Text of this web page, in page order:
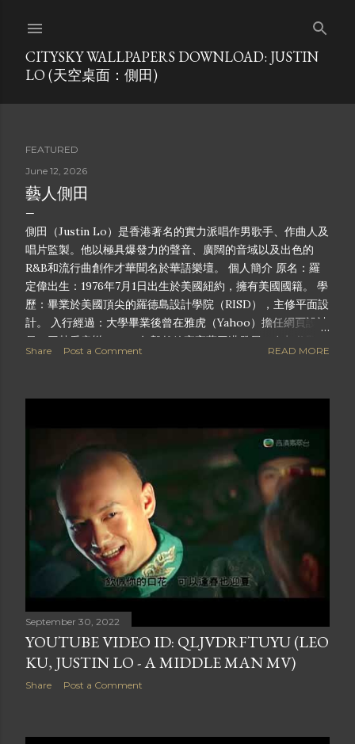
CITYSKY WALLPAPERS DOWNLOAD: JUSTIN
LO (天空桌面：側田)
P
o
s
t
s
FEATURED
June 12, 2026
藝人側田
側田（Justin Lo）是香港著名的實力派唱作男歌手、作曲人及
唱片監製。他以極具爆發力的聲音、廣闊的音域以及出色的
R&B和流行曲創作才華聞名於華語樂壇。 個人簡介 原名：羅
定偉出生：1976年7月1日出生於美國紐約，擁有美國國籍。 學
歷：畢業於美國頂尖的羅德島設計學院（RISD），主修平面設
計。 入行經過：大學畢業後曾在雅虎（Yahoo）擔任網頁設計
員。因熱愛音樂，2003年毅然放棄高薪回港發展。在叔父羅尚
正（Ted Lo）介紹下認識著名音樂監製雷頌德，並簽約加入其
涯 一炮而紅（2005年）：側田因擔任衛蘭傳奇大碟《Day &
《Justin》，憑主打歌《好人》及《命硬》橫掃各大頒獎典禮
的新人獎金獎，以新人姿態進軍香港紅磡體育館開演唱會，創
下樂壇神話。 巔峰代表作：他的廣東歌作品是無數港人的唱K
必點之選，代表作包括：《命硬》《好人》《男人KTV》（橫
掃2007年四大頒獎禮十大歌曲獎）《美麗之最》《Kong》
《Volar》 風格轉變與旅居：側田早年習慣長期配戴鴨舌帽或
頭套示人，成為其個人標誌。近年他大方以真面目、光頭造型
自信示人。他曾自爆在2019年陷入人生低潮，隨後移居泰國清
邁過新生活。在不刻意迎合市場的純粹狀態下，推出了帶有實
驗與自我對話性質的非主流EP《CHIANGMAI
BLACKEYE》。 綜藝與實力再獲肯定 近年側田將工作重心擴
目《唱錢》中，側田更在實測中展現超強唱功，其翻唱林子祥
經典難度歌曲《數字人生》的片段在網上掀起熱話，獲得網民
一致盛讚。
Share Post a Comment READ MORE
September 30, 2022
YOUTUBE VIDEO ID: QLJVDRFTUYU (LEO
KU, JUSTIN LO - A MIDDLE MAN MV)
Share Post a Comment